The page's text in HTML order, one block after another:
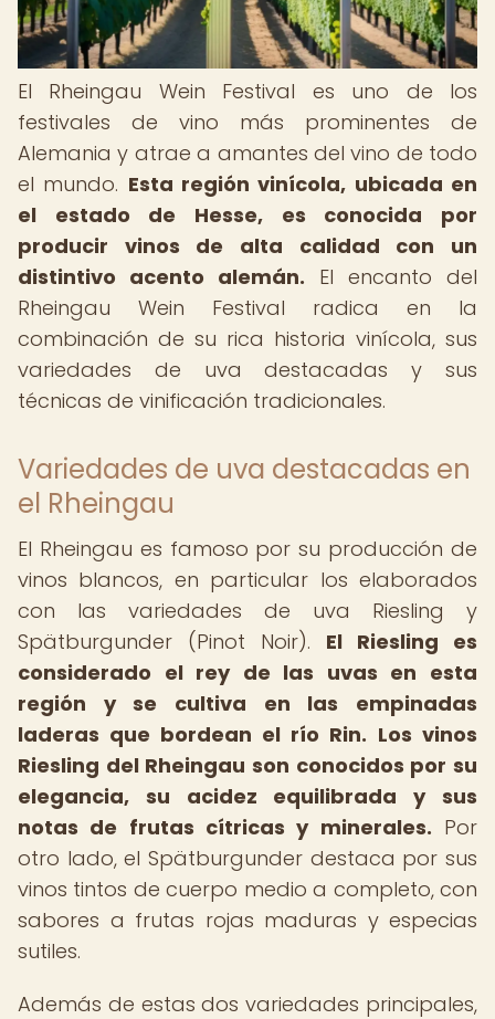
El Rheingau Wein Festival es uno de los
festivales de vino más prominentes de
Alemania y atrae a amantes del vino de todo
el mundo. Esta región vinícola, ubicada en
el estado de Hesse, es conocida por
producir vinos de alta calidad con un
distintivo acento alemán. El encanto del
Rheingau Wein Festival radica en la
combinación de su rica historia vinícola, sus
variedades de uva destacadas y sus
técnicas de vinificación tradicionales.
Variedades de uva destacadas en
el Rheingau
El Rheingau es famoso por su producción de
vinos blancos, en particular los elaborados
con las variedades de uva Riesling y
Spätburgunder (Pinot Noir). El Riesling es
considerado el rey de las uvas en esta
región y se cultiva en las empinadas
laderas que bordean el río Rin. Los vinos
Riesling del Rheingau son conocidos por su
elegancia, su acidez equilibrada y sus
notas de frutas cítricas y minerales. Por
otro lado, el Spätburgunder destaca por sus
vinos tintos de cuerpo medio a completo, con
sabores a frutas rojas maduras y especias
sutiles.
Además de estas dos variedades principales,